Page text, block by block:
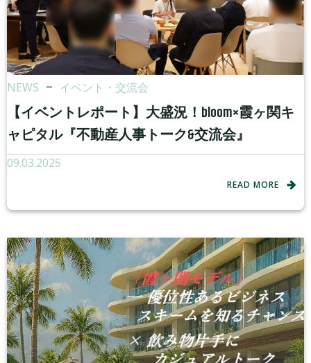
NEWS – イベント・交流会
【イベントレポート】大盛況！bloom×霞ヶ関キ
ャピタル『不動産人事トーク&交流会』
09.03.2025
READ MORE